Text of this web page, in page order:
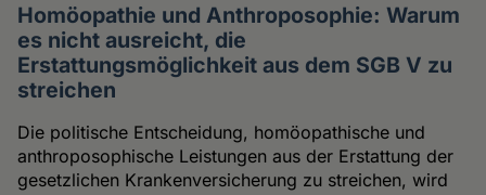
Homöopathie und Anthroposophie: Warum
es nicht ausreicht, die
Erstattungsmöglichkeit aus dem SGB V zu
streichen
Die politische Entscheidung, homöopathische und
anthroposophische Leistungen aus der Erstattung der
gesetzlichen Krankenversicherung zu streichen, wird